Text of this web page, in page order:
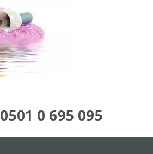
0501 0 695 095